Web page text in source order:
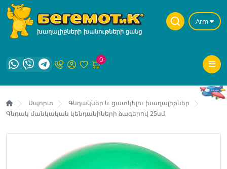
Arm
0
Սպորտ
Գնդակներ և ցատկելու խաղալիքներ
Գնդակ մանկական կենդանիների ձագերով 25սմ